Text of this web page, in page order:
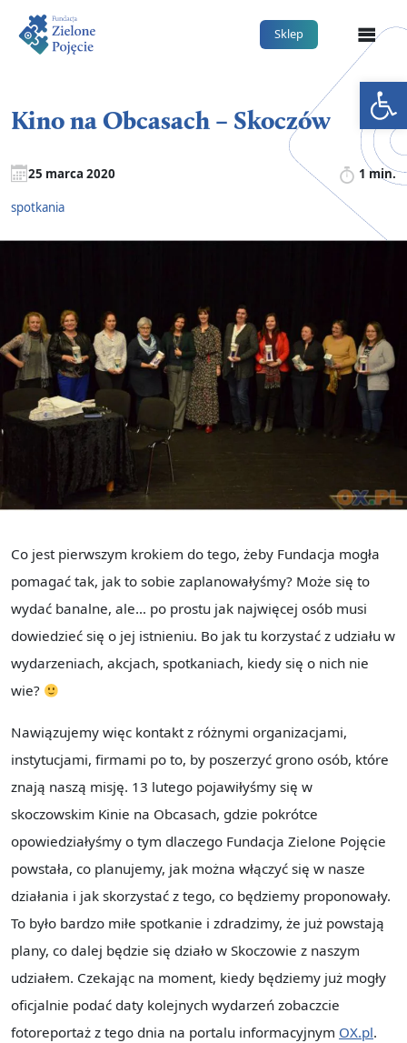
Sklep
Kino na Obcasach – Skoczów
25 marca 2020 1 min.
spotkania
Co jest pierwszym krokiem do tego, żeby Fundacja mogła
pomagać tak, jak to sobie zaplanowałyśmy? Może się to
wydać banalne, ale… po prostu jak najwięcej osób musi
dowiedzieć się o jej istnieniu. Bo jak tu korzystać z udziału w
wydarzeniach, akcjach, spotkaniach, kiedy się o nich nie
wie?
Nawiązujemy więc kontakt z różnymi organizacjami,
instytucjami, firmami po to, by poszerzyć grono osób, które
znają naszą misję. 13 lutego pojawiłyśmy się w
skoczowskim Kinie na Obcasach, gdzie pokrótce
opowiedziałyśmy o tym dlaczego Fundacja Zielone Pojęcie
powstała, co planujemy, jak można włączyć się w nasze
działania i jak skorzystać z tego, co będziemy proponowały.
To było bardzo miłe spotkanie i zdradzimy, że już powstają
plany, co dalej będzie się działo w Skoczowie z naszym
udziałem. Czekając na moment, kiedy będziemy już mogły
oficjalnie podać daty kolejnych wydarzeń zobaczcie
fotoreportaż z tego dnia na portalu informacyjnym OX.pl.